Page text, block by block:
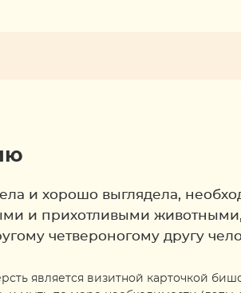
и хорошо выглядела,
и прихотливыми
четвероногому другу
является визитной карточкой